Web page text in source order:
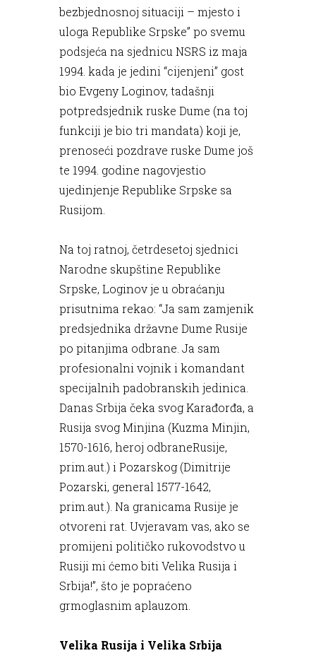
bezbjednosnoj situaciji – mjesto i
uloga Republike Srpske” po svemu
podsjeća na sjednicu NSRS iz maja
1994. kada je jedini “cijenjeni” gost
bio Evgeny Loginov, tadašnji
potpredsjednik ruske Dume (na toj
funkciji je bio tri mandata) koji je,
prenoseći pozdrave ruske Dume još
te 1994. godine nagovjestio
ujedinjenje Republike Srpske sa
Rusijom.
Na toj ratnoj, četrdesetoj sjednici
Narodne skupštine Republike
Srpske, Loginov je u obraćanju
prisutnima rekao: “Ja sam zamjenik
predsjednika državne Dume Rusije
po pitanjima odbrane. Ja sam
profesionalni vojnik i komandant
specijalnih padobranskih jedinica.
Danas Srbija čeka svog Karađorđa, a
Rusija svog Minjina (Kuzma Minjin,
1570-1616, heroj odbraneRusije,
prim.aut.) i Pozarskog (Dimitrije
Pozarski, general 1577-1642,
prim.aut.). Na granicama Rusije je
otvoreni rat. Uvjeravam vas, ako se
promijeni političko rukovodstvo u
Rusiji mi ćemo biti Velika Rusija i
Srbija!”, što je popraćeno
grmoglasnim aplauzom.
Velika Rusija i Velika Srbija